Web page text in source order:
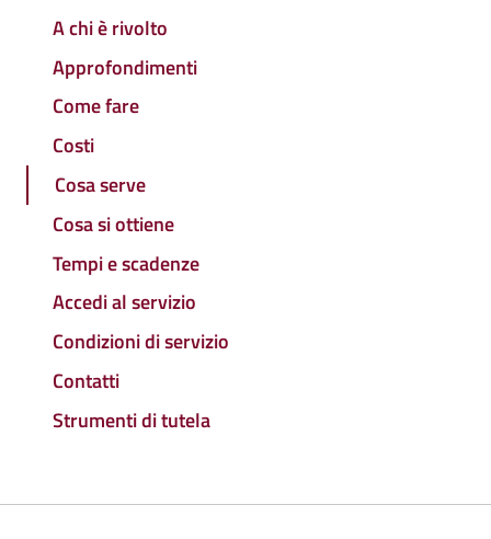
A chi è rivolto
Approfondimenti
Come fare
Costi
Cosa serve
Cosa si ottiene
Tempi e scadenze
Accedi al servizio
Condizioni di servizio
Contatti
Strumenti di tutela